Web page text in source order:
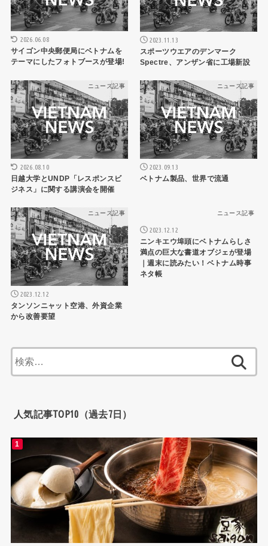
2026.06.08
サイゴン中央郵便局にベトナムを
テーマにしたフォトブースが登場!
2023.11.13
スポーツウエアのデンマーク
Spectre、アンザン省に工場新設
ニュース記事
2026.08.10
日越大学とUNDP「レスポンスビ
ジネス」に関する講演会を開催
ニュース記事
2023.09.13
ベトナム製品、世界で流通
ニュース記事
2023.12.12
タンソンニャット空港、外資企業
から改善要望
ニュース記事
2023.12.12
ニンキエウ埠頭にベトナムらしさ
満点の巨大な書道オブジェが登場
｜週末に読みたい！ベトナム時事
ネタ帳
索:
人気記事TOP10（過去7日）